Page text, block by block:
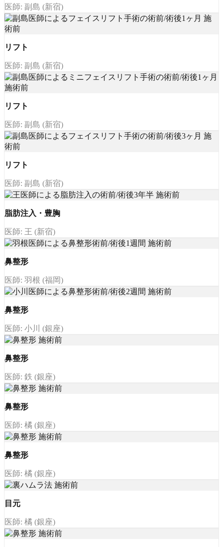
医師: 副島 (新宿)
リフト
医師: 副島 (新宿)
リフト
医師: 副島 (新宿)
リフト
医師: 副島 (新宿)
脂肪注入・豊胸
医師: 王 (新宿)
鼻整形
医師: 羽根 (福岡)
鼻整形
医師: 小川 (銀座)
鼻整形
医師: 鉄 (銀座)
鼻整形
医師: 橘 (銀座)
鼻整形
医師: 橘 (銀座)
目元
医師: 橘 (銀座)